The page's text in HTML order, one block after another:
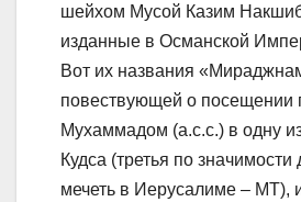
шейхом Мусой Казим
изданные в Османской
Вот их названия
повествующей о посещении
Мухаммадом (а.с.с.) в одну
Кудса (третья по
мечеть в Иерусалиме – МТ),